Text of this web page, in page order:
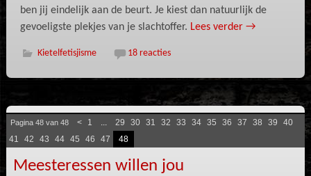
ben jij eindelijk aan de beurt. Je kiest dan natuurlijk de
gevoeligste plekjes van je slachtoffer. Lees verder →
Kietelfetisjisme 18 reacties
Pagina 48 van 48 < 1 ... 29 30 31 32 33 34 35 36 37 38 39
40
41
42 43 44 45 46 47 48
Meesteressen willen jou